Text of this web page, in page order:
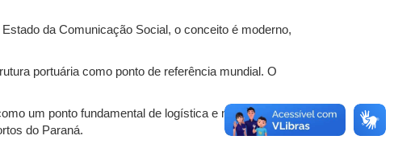
da Comunicação Social, o conceito é moderno,
portuária como ponto de referência mundial. O
um ponto fundamental de logística e mostra a
do Paraná.